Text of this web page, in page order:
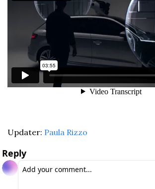
Updater: Paula Rizzo
Reply